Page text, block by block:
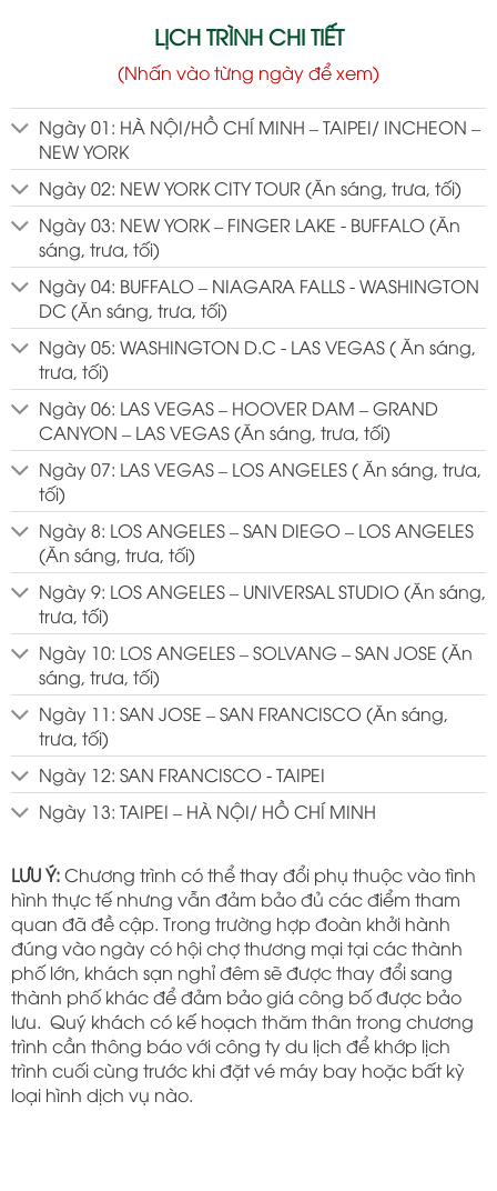
LỊCH TRÌNH CHI TIẾT
(Nhấn vào từng ngày để xem)
Ngày 01: HÀ NỘI/HỒ CHÍ MINH – TAIPEI/ INCHEON –
NEW YORK
Ngày 02: NEW YORK CITY TOUR (Ăn sáng, trưa, tối)
Ngày 03: NEW YORK – FINGER LAKE - BUFFALO (Ăn
sáng, trưa, tối)
Ngày 04: BUFFALO – NIAGARA FALLS - WASHINGTON
DC (Ăn sáng, trưa, tối)
Ngày 05: WASHINGTON D.C - LAS VEGAS ( Ăn sáng,
trưa, tối)
Ngày 06: LAS VEGAS – HOOVER DAM – GRAND
CANYON – LAS VEGAS (Ăn sáng, trưa, tối)
Ngày 07: LAS VEGAS – LOS ANGELES ( Ăn sáng, trưa,
tối)
Ngày 8: LOS ANGELES – SAN DIEGO – LOS ANGELES
(Ăn sáng, trưa, tối)
Ngày 9: LOS ANGELES – UNIVERSAL STUDIO (Ăn sáng,
trưa, tối)
Ngày 10: LOS ANGELES – SOLVANG – SAN JOSE (Ăn
sáng, trưa, tối)
Ngày 11: SAN JOSE – SAN FRANCISCO (Ăn sáng,
trưa, tối)
Ngày 12: SAN FRANCISCO - TAIPEI
Ngày 13: TAIPEI – HÀ NỘI/ HỒ CHÍ MINH
LƯU Ý:Chương trình có thể thay đổi phụ thuộc vào tình
hình thực tế nhưng vẫn đảm bảo đủ các điểm tham
quan đã đề cập. Trong trường hợp đoàn khởi hành
đúng vào ngày có hội chợ thương mại tại các thành
phố lớn, khách sạn nghỉ đêm sẽ được thay đổi sang
thành phố khác để đảm bảo giá công bố được bảo
lưu. Quý khách có kế hoạch thăm thân trong chương
trình cần thông báo với công ty du lịch để khớp lịch
trình cuối cùng trước khi đặt vé máy bay hoặc bất kỳ
loại hình dịch vụ nào.